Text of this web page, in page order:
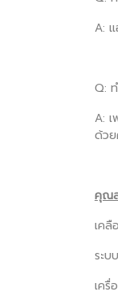
A:
Q:
A:
ด้วย
คุณ
เคลื
ระบ
เครื่